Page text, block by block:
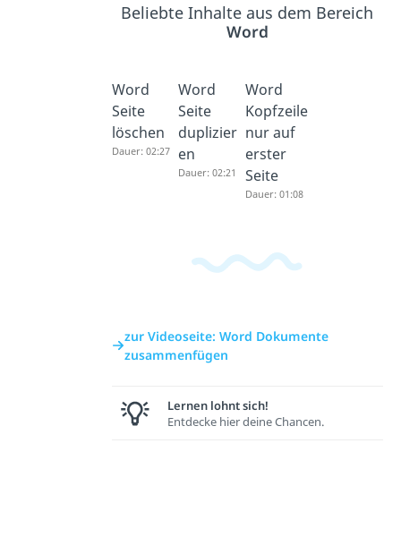
Beliebte Inhalte aus dem Bereich
Word
Word
Seite
löschen
Dauer: 02:27
Word
Seite
duplizier
en
Dauer: 02:21
Word
Kopfzeile
nur auf
erster
Seite
Dauer: 01:08
zur Videoseite: Word Dokumente
zusammenfügen
Lernen lohnt sich!
Entdecke hier deine Chancen.